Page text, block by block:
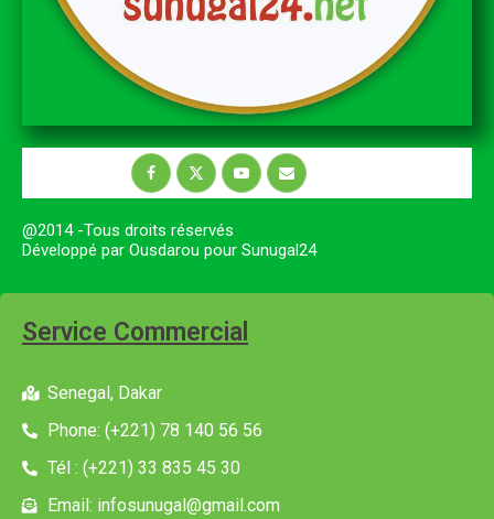
@2014 -Tous droits réservés
Développé par Ousdarou pour Sunugal24
Service Commercial
Senegal, Dakar
Phone: (+221) 78 140 56 56
Tél : (+221) 33 835 45 30
Email: infosunugal@gmail.com